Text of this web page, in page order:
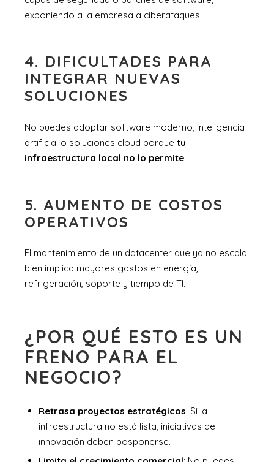
exponiendo a la empresa a ciberataques.
4. DIFICULTADES PARA
INTEGRAR NUEVAS
SOLUCIONES
No puedes adoptar software moderno, inteligencia
artificial o soluciones cloud porque tu
infraestructura local no lo permite.
5. AUMENTO DE COSTOS
OPERATIVOS
El mantenimiento de un datacenter que ya no escala
bien implica mayores gastos en energía,
refrigeración, soporte y tiempo de TI.
¿POR QUÉ ESTO ES UN
FRENO PARA EL
NEGOCIO?
Retrasa proyectos estratégicos: Si la
infraestructura no está lista, iniciativas de
innovación deben posponerse.